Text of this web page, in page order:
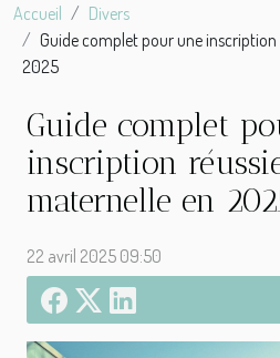
Accueil
Divers
Guide complet pour une
2025
Guide complet
inscription
maternelle en
22 avril 2025 09:50